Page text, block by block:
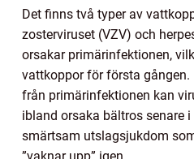
Det finns två typer av
zosterviruset (VZV) och
orsakar primärinfektionen,
vattkoppor för första
från primärinfektionen kan
ibland orsaka bältros senare
smärtsam utslagsjukdom